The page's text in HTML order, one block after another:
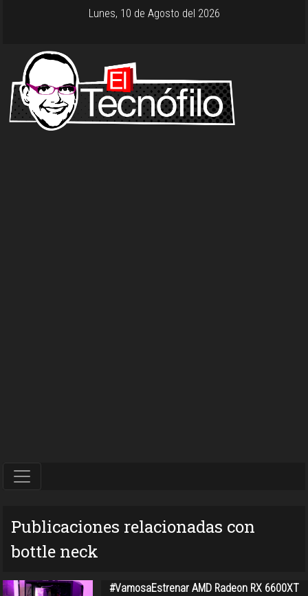
Lunes, 10 de Agosto del 2026
Publicaciones relacionadas con
bottle neck
#VamosaEstrenar AMD Radeon RX 6600XT